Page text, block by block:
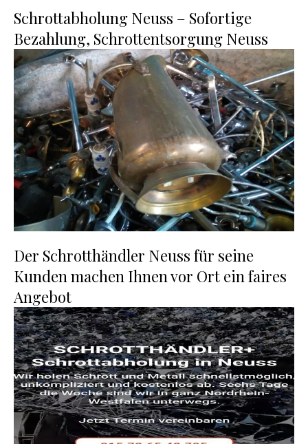
Schrottabholung Neuss – Sofortige
Bezahlung, Schrottentsorgung Neuss
Der Schrotthändler Neuss für seine
Kunden machen Ihnen vor Ort ein faires
Angebot